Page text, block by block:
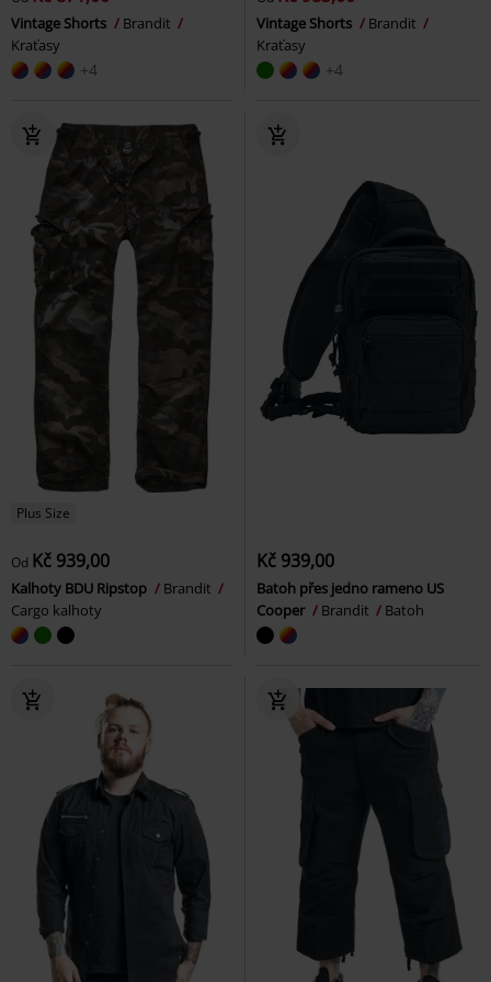
Vintage Shorts
Brandit
Kraťasy
+4
Vintage Shorts
Brandit
Kraťasy
+4
Plus Size
Od Kč 939,00
Kalhoty BDU Ripstop
Brandit
Cargo kalhoty
Kč 939,00
Batoh přes jedno rameno US
Cooper
Brandit Batoh